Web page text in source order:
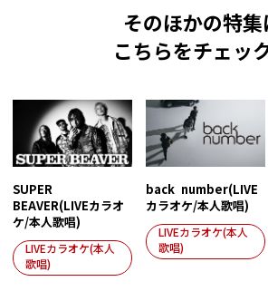
そのほかの特集
こちらをチェッ
SUPER
BEAVER(LIVEカラオ
ケ/本人歌唱)
LIVEカラオケ(本人
歌唱)
back number(LIVE
カラオケ/本人歌唱)
LIVEカラオケ(本人
歌唱)